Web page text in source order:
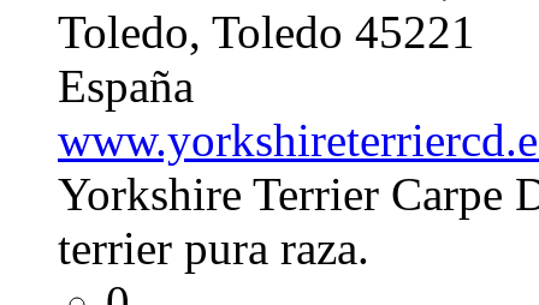
Toledo, Toledo 45221
España
Yorkshire Terrier Carpe
terrier pura raza.